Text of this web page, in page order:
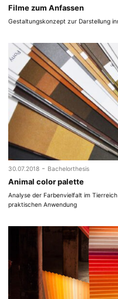
Filme zum Anfassen
Gestaltungskonzept zur Darstellung
30.07.2018 - Bachelorthesis
Animal color palette
Analyse der Farbenvielfalt im
praktischen Anwendung